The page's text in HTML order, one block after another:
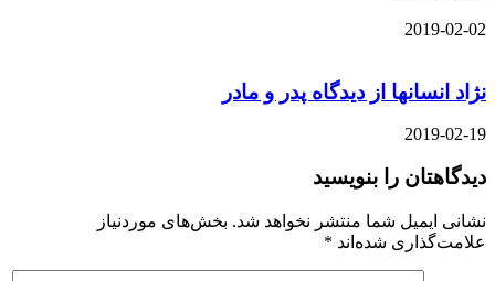
2019-02-02
نژاد انسانها از دیدگاه پدر و مادر
2019-02-19
دیدگاهتان را بنویسید
نشانی ایمیل شما منتشر نخواهد شد. بخش‌های موردنیاز
علامت‌گذاری شده‌اند *